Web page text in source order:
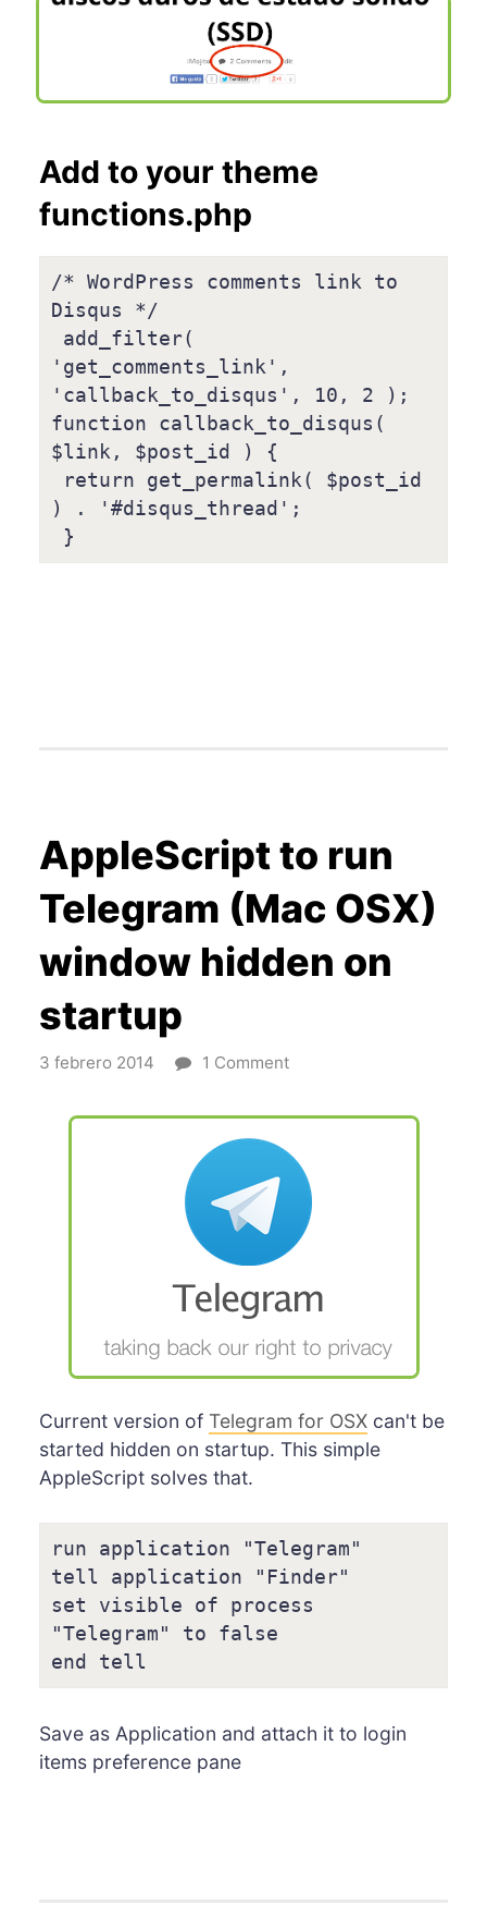
Add to your theme
functions.php
/* WordPress comments link to
Disqus */
'get_comments_link',
'callback_to_disqus', 10, 2 );
function callback_to_disqus(
$link, $post_id ) {
) . '#disqus_thread';
AppleScript to run
Telegram (Mac OSX)
window hidden on
startup
3 febrero 2014 1 Comment
Current version of Telegram for OSXcan't be
started hidden on startup. This simple
AppleScript solves that.
run application "Telegram"
tell application "Finder"
set visible of process
"Telegram" to false
end tell
Save as Application and attach it to login
items preference pane